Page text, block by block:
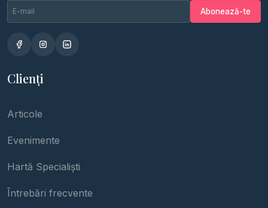
Email newsletter
Nu completa Abonează-te
Clienți
Articole
Evenimente
Hartă Specialiști
Întrebări frecvente